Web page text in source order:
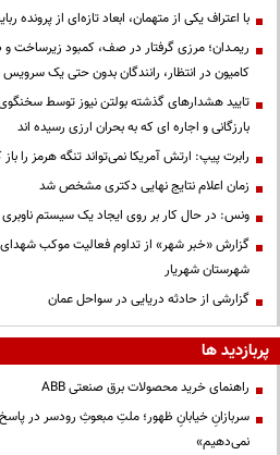
با اعتراف یکی از متهمان، ابعاد تازه‌ای از
کامیون در انتظار، رانندگان بدون حتی یک
تایید هشدارهای گذشته بولتن نیوز توسط
بارزگانی و اجاره ای که به بحران ارزی رسیده اند
رابرت پیپ: ارتش آمریکا نمی‌تواند تنگه هرمز را باز
زمان اعلام نتایج نهایی دکتری مشخص شد
ونس: در حال کار بر روی ایجاد یک سیستم
گزارش «خبر شهر» از تداوم فعالیت موکب شهدای
شهرستان شهریار
گزارشی از حادثه دریایی در سواحل عمان
پربازدید ها
راهنمای خرید محصولات برق صنعتی ABB
سربازانِ خیابانِ ظهور؛ ملتِ مبعوثِ رودسر در پاسخ
نمی‌دهیم»